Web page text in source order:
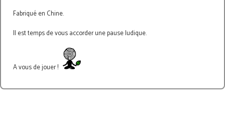
Fabriqué en Chine.
Il est temps de vous accorder une pause ludique.
A vous de jouer !